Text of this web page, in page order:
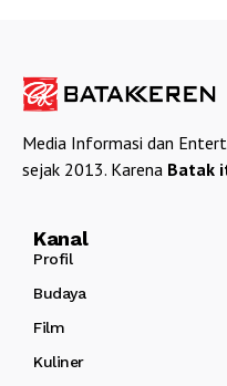
Media Informasi dan
sejak 2013. Karena Batak
Kanal
Profil
Budaya
Film
Kuliner